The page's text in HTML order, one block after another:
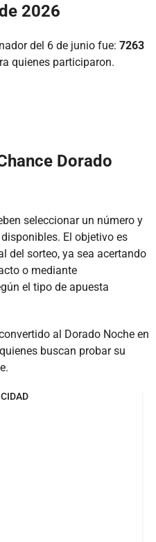
2026
del 6 de junio fue: 7263
quienes participaron.
Dorado
seleccionar un número y
El objetivo es
del sorteo, ya sea acertando
o mediante
el tipo de apuesta
al Dorado Noche en
buscan probar su